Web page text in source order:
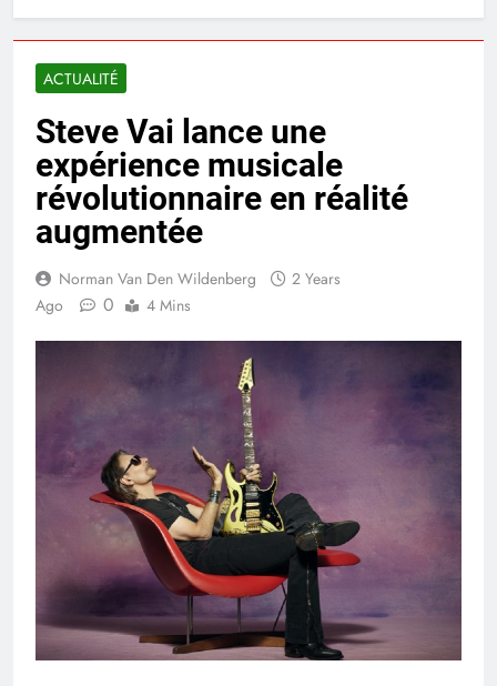
ACTUALITÉ
Steve Vai lance une
expérience musicale
révolutionnaire en réalité
augmentée
Norman Van Den Wildenberg
2 Years
Ago
0 4 Mins